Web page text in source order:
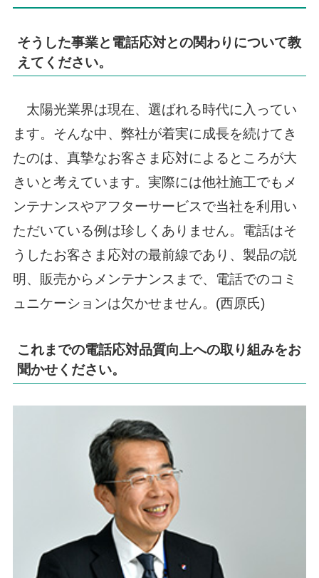
そうした事業と電話応対との関わりについて教
えてください。
太陽光業界は現在、選ばれる時代に入ってい
ます。そんな中、弊社が着実に成長を続けてき
たのは、真摯なお客さま応対によるところが大
きいと考えています。実際には他社施工でもメ
ンテナンスやアフターサービスで当社を利用い
ただいている例は珍しくありません。電話はそ
うしたお客さま応対の最前線であり、製品の説
明、販売からメンテナンスまで、電話でのコミ
ュニケーションは欠かせません。(西原氏)
これまでの電話応対品質向上への取り組みをお
聞かせください。